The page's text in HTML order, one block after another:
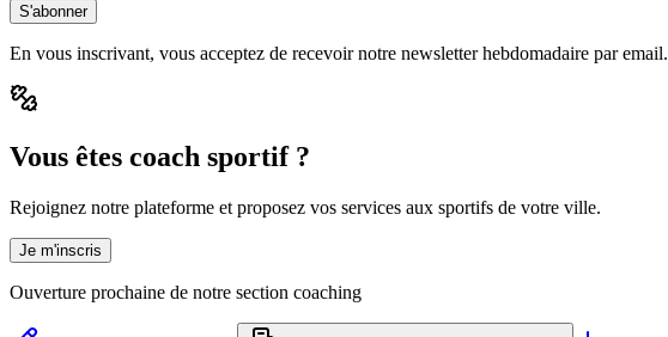
S'abonner
En vous inscrivant, vous acceptez de recevoir notre newsletter hebdomadaire par email.
Vous êtes coach sportif ?
Rejoignez notre plateforme et proposez vos services aux sportifs de votre ville.
Je m'inscris
Ouverture prochaine de notre section coaching